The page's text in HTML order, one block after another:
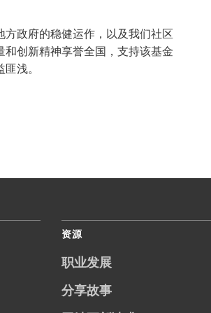
政府的稳健运作，以及我们社区
创新精神享誉全国，支持该基金
浅。
资源
职业发展
分享故事